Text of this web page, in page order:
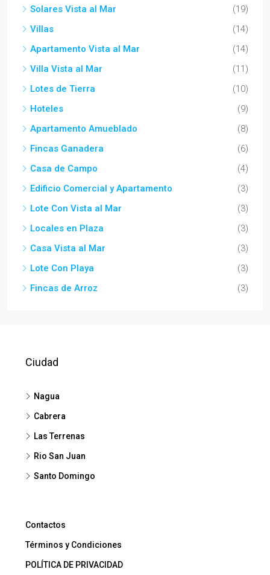
Solares Vista al Mar
(19)
Villas
(14)
Apartamento Vista al Mar
(14)
Villa Vista al Mar
(11)
Lotes de Tierra
(10)
Hoteles
(9)
Apartamento Amueblado
(8)
Fincas Ganadera
(6)
Casa de Campo
(4)
Edificio Comercial y Apartamento
(3)
Lote Con Vista al Mar
(3)
Locales en Plaza
(3)
Casa Vista al Mar
(3)
Lote Con Playa
(3)
Fincas de Arroz
(3)
Ciudad
Nagua
Cabrera
Las Terrenas
Rio San Juan
Santo Domingo
Contactos
Términos y Condiciones
POLÍTICA DE PRIVACIDAD